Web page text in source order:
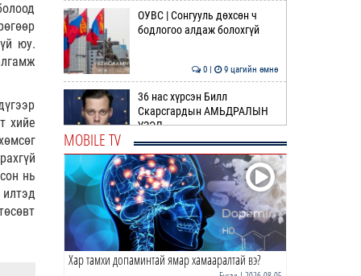
юу.
хийе
нь
ОУВС | Сонгууль дөхсөн ч
бодлогоо алдаж болохгүй
0 | 9 цагийн өмнө
36 нас хүрсэн Билл
Скарсгардын АМЬДРАЛЫН
ҮЗЭЛ
ӨРНИЙН ЗУРХАЙ |
Жинлүүрийнхний бүтээлч
байдал нэмэгдэнэ
0 | 12 цагийн өмнө
ӨГЛӨӨНИЙ МЭНД!
MOBILE TV
Хар тамхи допаминтай ямар хамааралтай вэ?